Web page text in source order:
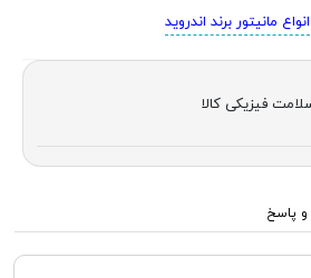
انواع مانیتور برند اندروید
فیزیکی کالا
پاسخ